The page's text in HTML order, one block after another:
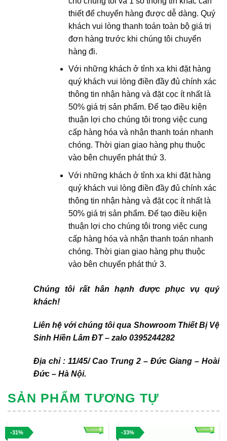
thiết để chuyển hàng được dễ dàng. Quý
khách vui lòng thanh toán toàn bộ giá trị
đơn hàng trước khi chúng tôi chuyển
hàng đi.
Với những khách ở tỉnh xa khi đặt hàng
quý khách vui lòng điền đầy đủ chính xác
thông tin nhận hàng và đặt cọc ít nhất là
50% giá trị sản phẩm. Để tạo điều kiện
thuận lợi cho chúng tôi trong việc cung
cấp hàng hóa và nhận thanh toán nhanh
chóng. Thời gian giao hàng phụ thuộc
vào bên chuyển phát thứ 3.
Với những khách ở tỉnh xa khi đặt hàng
quý khách vui lòng điền đầy đủ chính xác
thông tin nhận hàng và đặt cọc ít nhất là
50% giá trị sản phẩm. Để tạo điều kiện
thuận lợi cho chúng tôi trong việc cung
cấp hàng hóa và nhận thanh toán nhanh
chóng. Thời gian giao hàng phụ thuộc
vào bên chuyển phát thứ 3.
Chúng tôi rất hân hạnh được phục vụ quý
khách!
Liên hệ với chúng tôi qua Showroom Thiết Bị Vệ
Sinh Hiền Lâm ĐT – zalo 0395244282
Địa chỉ : 11/45/ Cao Trung 2 – Đức Giang – Hoài
Đức – Hà Nội.
SẢN PHẨM TƯƠNG TỰ
-31% -33%